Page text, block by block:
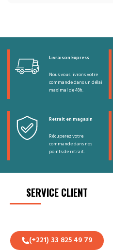
Livraison Express
Nous vous livrons votre
commande dans un délai
maximal de 48h.
Retrait en magasin
Récuperez votre
commande dans nos
points de retrait.
SERVICE CLIENT
(+221) 33 825 49 79